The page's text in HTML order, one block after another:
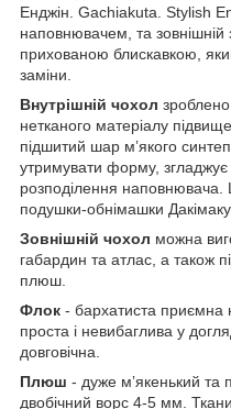
Енджін. Gachiakuta. Stylish
наповнювачем, та зовнішній
прихованою блискавкою,
заміни.
Внутрішній чохол зроблено
нетканого матеріалу
підшитий шар мʼякого
утримувати форму, згладжує
розподілення наповнювача.
подушки-обнімашки
Зовнішній чохол можна
габардин та атлас, а також
плюш.
Флок - бархатиста приємна
проста і невибаглива у
довговічна.
Плюш - дуже мʼякенький та
двобічний ворс 4-5 мм.